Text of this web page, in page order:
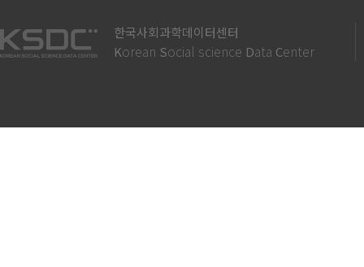
한국사회과학데이터센터
Korean Social science Data Center